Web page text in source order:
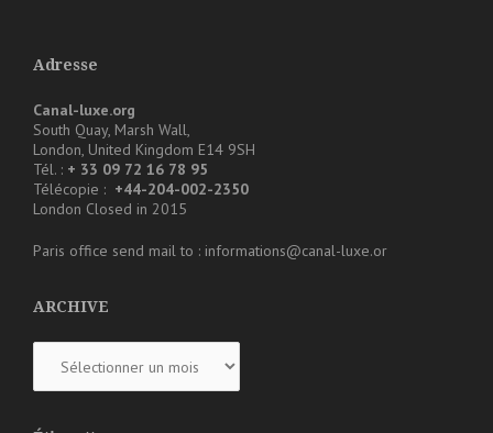
Adresse
Canal-luxe.org
South Quay, Marsh Wall,
London, United Kingdom E14 9SH
Tél. : + 33 09 72 16 78 95
Télécopie : +44-204-002-2350
London Closed in 2015
Paris office send mail to : informations@canal-luxe.or
ARCHIVE